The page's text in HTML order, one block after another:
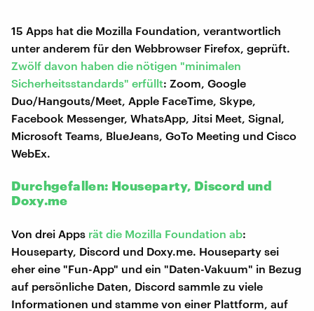
15 Apps hat die Mozilla Foundation, verantwortlich
unter anderem für den Webbrowser Firefox, geprüft.
Zwölf davon haben die nötigen "minimalen
Sicherheitsstandards" erfüllt: Zoom, Google
Duo/Hangouts/Meet, Apple FaceTime, Skype,
Facebook Messenger, WhatsApp, Jitsi Meet, Signal,
Microsoft Teams, BlueJeans, GoTo Meeting und Cisco
WebEx.
Durchgefallen: Houseparty, Discord und
Doxy.me
Von drei Apps rät die Mozilla Foundation ab:
Houseparty, Discord und Doxy.me. Houseparty sei
eher eine "Fun-App" und ein "Daten-Vakuum" in Bezug
auf persönliche Daten, Discord sammle zu viele
Informationen und stamme von einer Plattform, auf